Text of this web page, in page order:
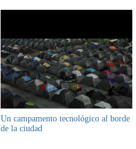
Un campamento tecnológico al borde
de la ciudad